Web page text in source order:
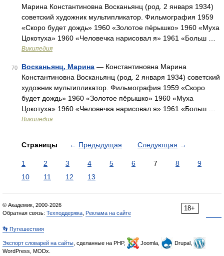
Марина Константиновна Восканьянц (род. 2 января 1934)
советский художник мультипликатор. Фильмография 1959
«Скоро будет дождь» 1960 «Золотое пёрышко» 1960 «Муха
Цокотуха» 1960 «Человечка нарисовал я» 1961 «Больш …
Википедия
70 Восканьянц, Марина — Константиновна Марина
Константиновна Восканьянц (род. 2 января 1934) советский
художник мультипликатор. Фильмография 1959 «Скоро
будет дождь» 1960 «Золотое пёрышко» 1960 «Муха
Цокотуха» 1960 «Человечка нарисовал я» 1961 «Больш …
Википедия
Страницы ← Предыдущая Следующая →
1 2 3 4 5 6 7 8
9
10
11 12 13
18+
© Академик, 2000-2026
Обратная связь: Техподдержка Реклама на сайте
👣 Путешествия
Экспорт словарей на сайты , сделанные на PHP, Joomla,
Drupal,
WordPress, MODx.